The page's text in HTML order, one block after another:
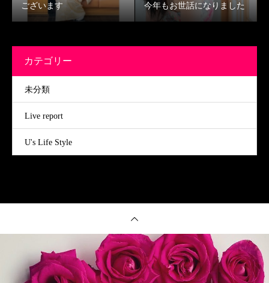
ございます
今年もお世話になりました
カテゴリー
未分類
Live report
U's Life Style